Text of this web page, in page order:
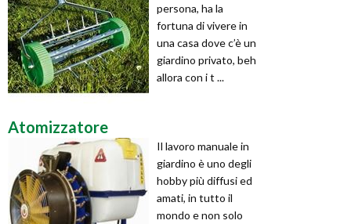
persona, ha la
fortuna di vivere in
una casa dove c’è un
giardino privato, beh
allora con i t ...
Atomizzatore
Il lavoro manuale in
giardino è uno degli
hobby più diffusi ed
amati, in tutto il
mondo e non solo